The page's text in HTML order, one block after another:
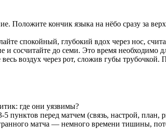
Положите кончик языка на нёбо сразу за
спокойный, глубокий вдох через нос,
и сосчитайте до семи. Это время необходимо
воздух через рот, сложив губы
где они уязвимы?
пунктов перед матчем (связь, настрой, план,
матча — немного времени тишины,